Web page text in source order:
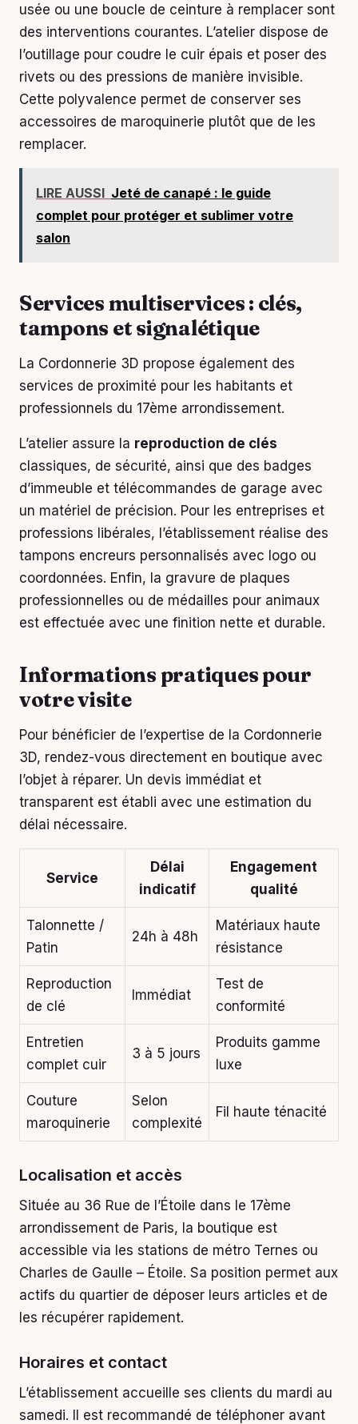
usée ou une boucle de ceinture à remplacer sont
des interventions courantes. L’atelier dispose de
l’outillage pour coudre le cuir épais et poser des
rivets ou des pressions de manière invisible.
Cette polyvalence permet de conserver ses
accessoires de maroquinerie plutôt que de les
remplacer.
LIRE AUSSI Jeté de canapé : le guide
complet pour protéger et sublimer votre
salon
Services multiservices : clés,
tampons et signalétique
La Cordonnerie 3D propose également des
services de proximité pour les habitants et
professionnels du 17ème arrondissement.
L’atelier assure la reproduction de clés
classiques, de sécurité, ainsi que des badges
d’immeuble et télécommandes de garage avec
un matériel de précision. Pour les entreprises et
professions libérales, l’établissement réalise des
tampons encreurs personnalisés avec logo ou
coordonnées. Enfin, la gravure de plaques
professionnelles ou de médailles pour animaux
est effectuée avec une finition nette et durable.
Informations pratiques pour
votre visite
Pour bénéficier de l’expertise de la Cordonnerie
3D, rendez-vous directement en boutique avec
l’objet à réparer. Un devis immédiat et
transparent est établi avec une estimation du
délai nécessaire.
Service
Délai
indicatif
Engagement
qualité
Talonnette /
Patin
24h à 48h
Matériaux haute
résistance
Reproduction
de clé
Immédiat
Test de
conformité
Entretien
complet cuir
3 à 5 jours
Produits gamme
luxe
Couture
maroquinerie
Selon
complexité
Fil haute ténacité
Localisation et accès
Située au 36 Rue de l’Étoile dans le 17ème
arrondissement de Paris, la boutique est
accessible via les stations de métro Ternes ou
Charles de Gaulle – Étoile. Sa position permet aux
actifs du quartier de déposer leurs articles et de
les récupérer rapidement.
Horaires et contact
L’établissement accueille ses clients du mardi au
samedi. Il est recommandé de téléphoner avant